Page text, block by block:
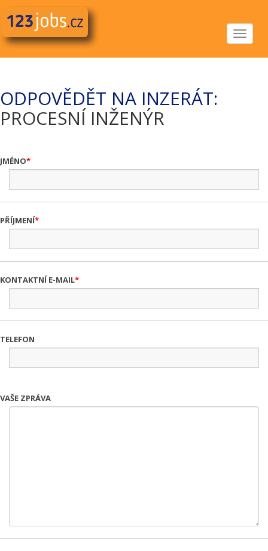
Toggle
ODPOVĚDĚT NA INZERÁT:
PROCESNÍ INŽENÝR
JMÉNO
PŘÍJMENÍ
KONTAKTNÍ E-MAIL
TELEFON
VAŠE ZPRÁVA